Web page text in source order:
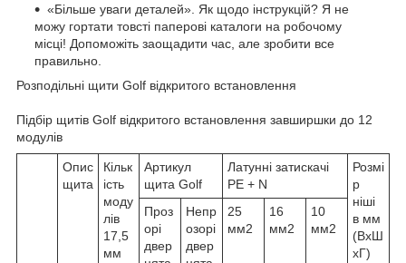
«Більше уваги деталей». Як щодо інструкцій? Я не
можу гортати товсті паперові каталоги на робочому
місці! Допоможіть заощадити час, але зробити все
правильно.
Розподільні щити Golf відкритого встановлення
Підбір щитів Golf відкритого встановлення завширшки до 12
модулів
Опис
щита
Кільк
ість
моду
лів
17,5
мм
Артикул
щита Golf
Латунні затискачі
PE + N
Розмі
р
ніші
в мм
(ВхШ
хГ)
Проз
орі
двер
Непр
озорі
двер
25
мм2
16
мм2
10
мм2